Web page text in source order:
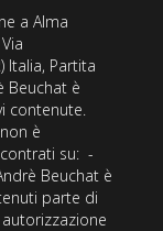
a Alma
Italia, Partita
Beuchat è
contenute.
è
su: -
Beuchat è
parte di